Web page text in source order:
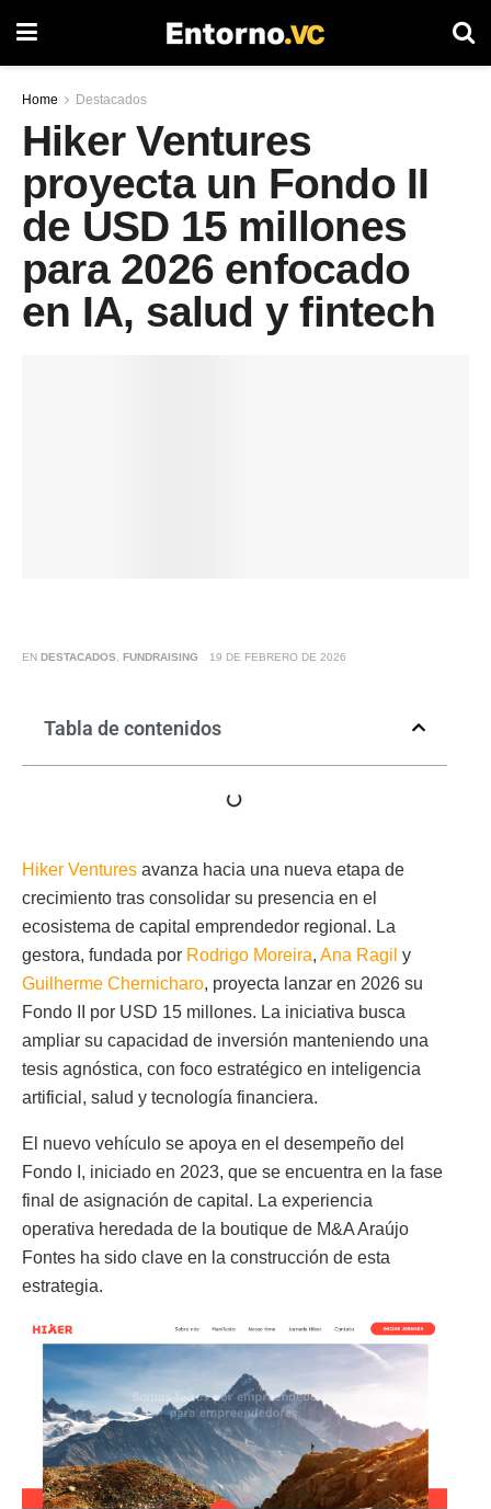
Home Destacados
Hiker Ventures
proyecta un Fondo II
de USD 15 millones
para 2026 enfocado
en IA, salud y fintech
EN DESTACADOS FUNDRAISING 19 DE FEBRERO DE 2026
Tabla de contenidos
Hiker Ventures avanza hacia una nueva etapa de
crecimiento tras consolidar su presencia en el
ecosistema de capital emprendedor regional. La
gestora, fundada por Rodrigo Moreira, Ana Ragil y
Guilherme Chernicharo, proyecta lanzar en 2026 su
Fondo II por USD 15 millones. La iniciativa busca
ampliar su capacidad de inversión manteniendo una
tesis agnóstica, con foco estratégico en inteligencia
artificial, salud y tecnología financiera.
El nuevo vehículo se apoya en el desempeño del
Fondo I, iniciado en 2023, que se encuentra en la fase
final de asignación de capital. La experiencia
operativa heredada de la boutique de M&A Araújo
Fontes ha sido clave en la construcción de esta
estrategia.